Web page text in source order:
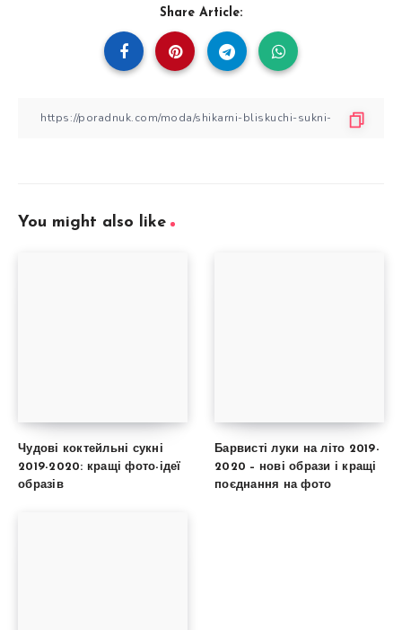
Share Article:
You might also like
Чудові коктейльні сукні
2019-2020: кращі фото-ідеї
образів
Барвисті луки на літо 2019-
2020 – нові образи і кращі
поєднання на фото